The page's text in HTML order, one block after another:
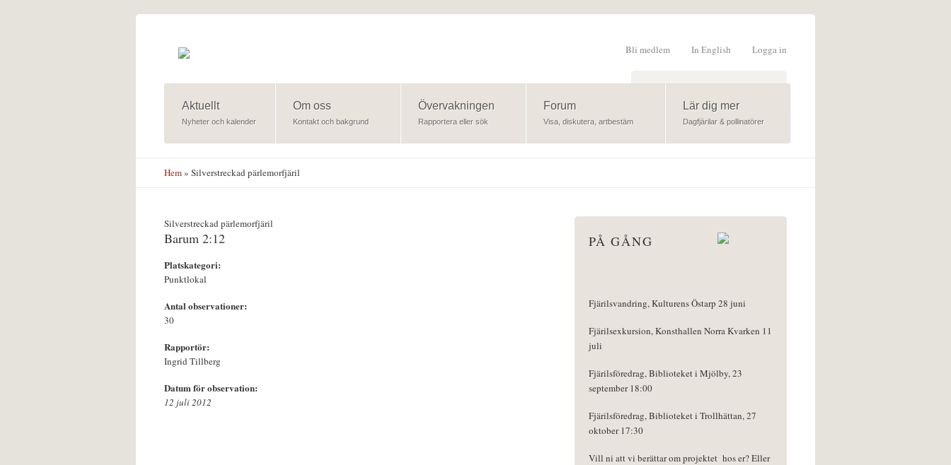
Logga in
In English
Bli medlem
Sökformulär
Aktuellt
Nyheter och kalender
Om oss
Kontakt och bakgrund
Övervakningen
Rapportera eller sök
Forum
Visa, diskutera, artbestäm
Lär dig mer
Dagfjärilar & pollinatörer
Hem» Silverstreckad pärlemorfjäril
Silverstreckad pärlemorfjäril
Barum 2:12
Platskategori:
Punktlokal
Antal observationer:
30
Rapportör:
Ingrid Tillberg
Datum för observation:
12 juli 2012
PÅ GÅNG
Fjärilsvandring, Kulturens Östarp 28 juni
Fjärilsexkursion, Konsthallen Norra Kvarken 11
juli
Fjärilsföredrag, Biblioteket i Mjölby, 23
september 18:00
Fjärilsföredrag, Biblioteket i Trollhättan, 27
oktober 17:30
Vill ni att vi berättar om projektet hos er? Eller